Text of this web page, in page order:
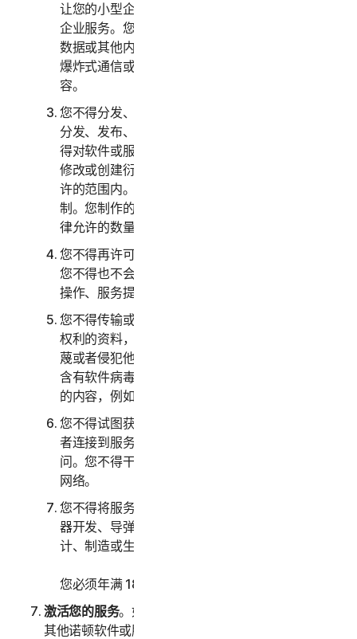
让您的小型企业员工以外的人员访问、使用或共享
企业服务。您不得与超出合理数量的人士共享任何
数据或其他内容，包括但不限于向大量收件人发送
爆炸式通信或与您不认识或不认识您的人士共享内
容。
您不得分发、发布、复制、使用或出售或允许他人
分发、发布、复制、使用或出售软件或服务。您不
得对软件或服务进行反向工程、反编译、反汇编、
修改或创建衍生作品，除非且仅在适用法律明确允
许的范围内。您必须遵守软件和服务的任何技术限
制。您制作的软件副本不得超过本文指定或适用法
律允许的数量。
您不得再许可、出租、租赁和/或借出软件或服务。
您不得也不会允许他人将服务作为设备管理、分时
操作、服务提供商或服务部门安排的一部分提供。
您不得传输或存储可能侵犯第三方知识产权或其他
权利的资料，或者其他具有非法、侵权、诽谤、诬
蔑或者侵犯他人隐私性质的资料。您不得传输任何
含有软件病毒或其他有害计算机代码、文件或程序
的内容，例如特洛伊木马、蠕虫或者定时炸弹。
您不得试图获取对任何服务或者其他用户的帐户或
者连接到服务的计算机系统或网络的未经授权访
问。您不得干扰或中断连接到任何服务的服务器或
网络。
您不得将服务用于任何军事目的，包括网络战、武
器开发、导弹、核武器、生物武器或化学武器的设
计、制造或生产。
您必须年满 18 周岁才能购买我们的软件和服务。
激活您的服务。如果您选择通过软件或服务访问或使用
其他诺顿软件或服务，或者您的软件授权许可或服务购